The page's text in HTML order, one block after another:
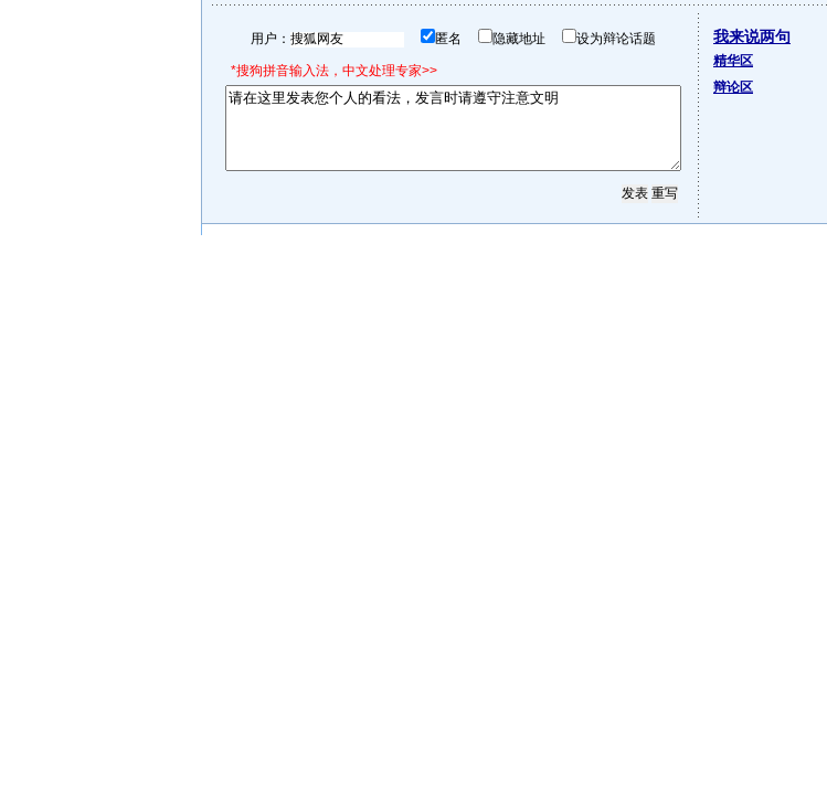
用户： 匿名 隐藏地址 设为辩论话题
*搜狗拼音输入法，中文处理专家>>
我来说两句
精华区
辩论区